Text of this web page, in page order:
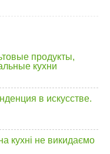
продукты,
кухни
в искусстве.
кухні не викидаємо